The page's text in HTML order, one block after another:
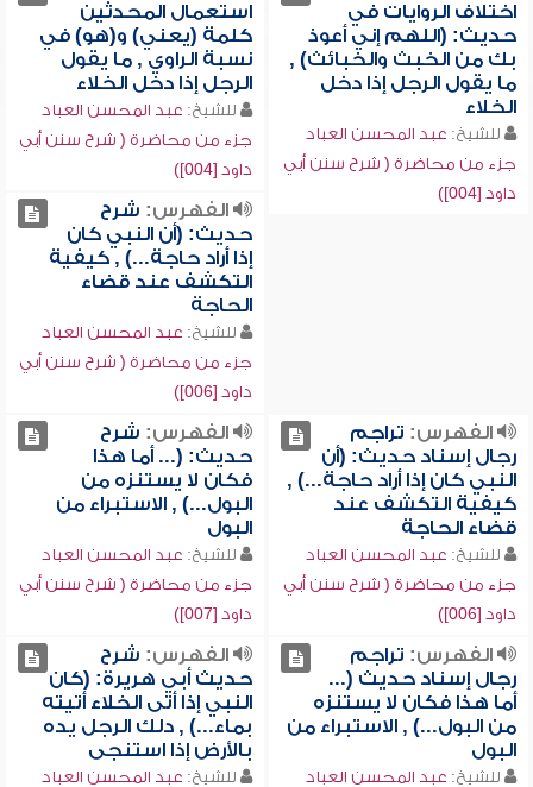
اختلاف الروايات في
حديث: (اللهم إني أعوذ
بك من الخبث والخبائث) ,
ما يقول الرجل إذا دخل
الخلاء
للشيخ: عبد المحسن العباد
جزء من محاضرة ( شرح سنن أبي
داود [004])
استعمال المحدثين
كلمة (يعني) و(هو) في
نسبة الراوي , ما يقول
الرجل إذا دخل الخلاء
للشيخ: عبد المحسن العباد
جزء من محاضرة ( شرح سنن أبي
داود [004])
الفهرس: شرح
حديث: (أن النبي كان
إذا أراد حاجة...) , كيفية
التكشف عند قضاء
الحاجة
للشيخ: عبد المحسن العباد
جزء من محاضرة ( شرح سنن أبي
داود [006])
الفهرس: تراجم
رجال إسناد حديث: (أن
النبي كان إذا أراد حاجة...) ,
كيفية التكشف عند
قضاء الحاجة
للشيخ: عبد المحسن العباد
جزء من محاضرة ( شرح سنن أبي
داود [006])
الفهرس: شرح
حديث: (... أما هذا
فكان لا يستنزه من
البول...) , الاستبراء من
البول
للشيخ: عبد المحسن العباد
جزء من محاضرة ( شرح سنن أبي
داود [007])
الفهرس: تراجم
رجال إسناد حديث (...
أما هذا فكان لا يستنزه
من البول...) , الاستبراء من
البول
للشيخ: عبد المحسن العباد
الفهرس: شرح
حديث أبي هريرة: (كان
النبي إذا أتى الخلاء أتيته
بماء...) , دلك الرجل يده
بالأرض إذا استنجى
للشيخ: عبد المحسن العباد